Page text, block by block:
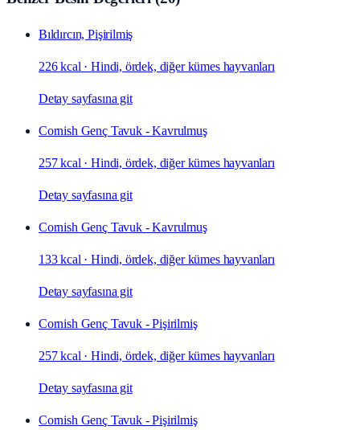
Bıldırcın, Pişirilmiş
226 kcal ·Hindi, ördek, diğer kümes hayvanları
Detay sayfasına git
Cornish Genç Tavuk - Kavrulmuş
257 kcal ·Hindi, ördek, diğer kümes hayvanları
Detay sayfasına git
Cornish Genç Tavuk - Kavrulmuş
133 kcal ·Hindi, ördek, diğer kümes hayvanları
Detay sayfasına git
Cornish Genç Tavuk - Pişirilmiş
257 kcal ·Hindi, ördek, diğer kümes hayvanları
Detay sayfasına git
Cornish Genç Tavuk - Pişirilmiş